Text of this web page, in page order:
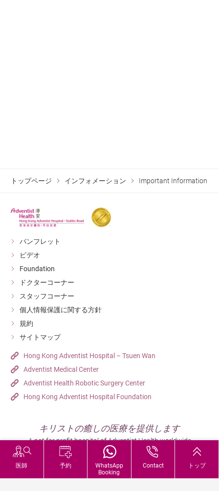
医師 予約
WhatsApp
Booking
Contact トップ
トップページ インフォメーション Important Information
パンフレット
ビデオ
Foundation
ドクターコーナー
スタッフコーナー
個人情報保護に関する方針
規約
サイトマップ
Hong Kong Adventist Hospital – Tsuen Wan
Adventist Medical Center
Adventist Health Robotic Surgery Center
Hong Kong Adventist Hospital Foundation
キリストの癒しの医療を提供します
A not for profit hospital of Adventist Health worldwide